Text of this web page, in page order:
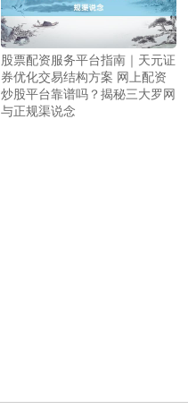
股票配资服务平台指南｜天元证
券优化交易结构方案 网上配资
炒股平台靠谱吗？揭秘三大罗网
与正规渠说念